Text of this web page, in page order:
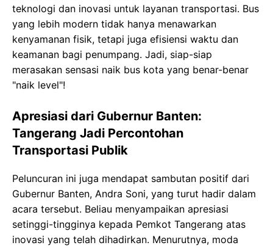
teknologi dan inovasi untuk layanan transportasi. Bus
yang lebih modern tidak hanya menawarkan
kenyamanan fisik, tetapi juga efisiensi waktu dan
keamanan bagi penumpang. Jadi, siap-siap
merasakan sensasi naik bus kota yang benar-benar
"naik level"!
Apresiasi dari Gubernur Banten:
Tangerang Jadi Percontohan
Transportasi Publik
Peluncuran ini juga mendapat sambutan positif dari
Gubernur Banten, Andra Soni, yang turut hadir dalam
acara tersebut. Beliau menyampaikan apresiasi
setinggi-tingginya kepada Pemkot Tangerang atas
inovasi yang telah dihadirkan. Menurutnya, moda